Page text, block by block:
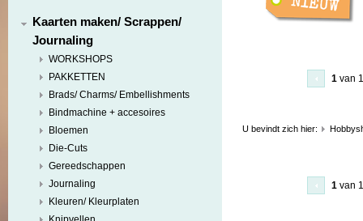
Kaarten maken/ Scrappen/
Journaling
WORKSHOPS
PAKKETTEN
Brads/ Charms/ Embellishments
Bindmachine + accesoires
Bloemen
Die-Cuts
Gereedschappen
Journaling
Kleuren/ Kleurplaten
1van 1
U bevindt zich hier:
1van 1